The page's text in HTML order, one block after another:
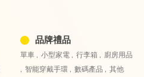
品牌禮品
單車 , 小型家電 , 行李箱 , 廚房用品
, 智能穿戴手環 , 數碼產品 , 其他